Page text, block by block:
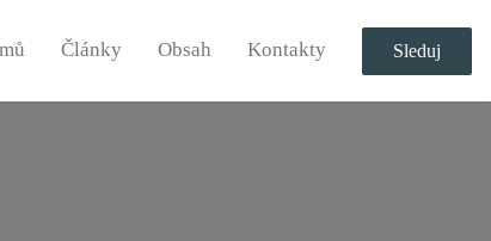
Články Obsah Kontakty Sleduj